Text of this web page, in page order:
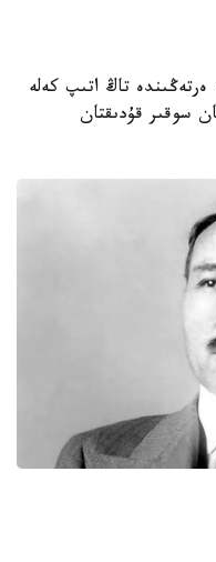
ەرتەڭىندە تاڭ اتىپ كەلە
سوقىر قۇدىقتان